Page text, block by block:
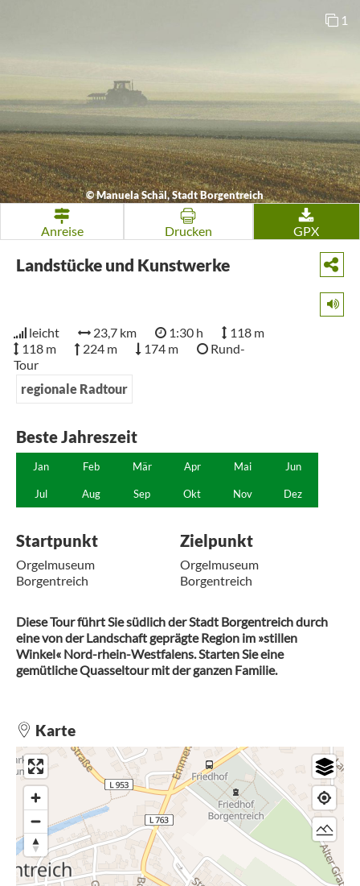
©Manuela Schäl, Stadt Borgentreich
1
Anreise Drucken GPX
Landstücke und Kunstwerke
leicht 23,7 km 1:30 h
118 m
118 m
224 m 174 m
Rund-
Tour
regionale Radtour
Beste Jahreszeit
Jan Feb Mär Apr Mai Jun
Jul Aug Sep Okt Nov Dez
Startpunkt
Orgelmuseum
Borgentreich
Zielpunkt
Orgelmuseum
Borgentreich
Diese Tour führt Sie südlich der Stadt Borgentreich durch
eine von der Landschaft geprägte Region im »stillen
Winkel« Nord-rhein-Westfalens. Starten Sie eine
gemütliche Quasseltour mit der ganzen Familie.
Karte